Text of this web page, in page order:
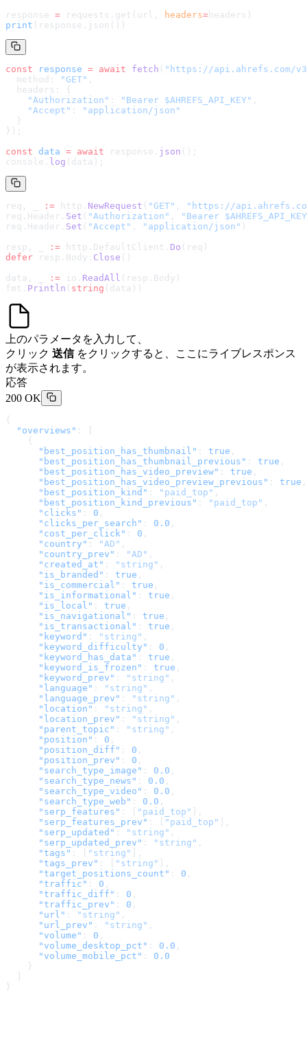
response = requests.get(url, headers= headers )
print (response.json())
const response = await fetch ( " https://api.ahrefs.com/
  method:
"GET" ,
  headers: {
    "Authorization"
: "Bearer $AHREFS_API_KEY" ,
    "Accept"
:
"application/json"
  }
});
const data = await response. json ();
console. log (data);
req, _ := http. NewRequest ( "GET" , " https://
req.Header. Set ( "Authorization" ,
"Bearer
req.Header. Set ( "Accept" , "application/json" )
resp, _
:= http.DefaultClient. Do (req)
defer resp.Body. Close ()
data, _
:= io. ReadAll (resp.Body)
fmt. Println ( string (data))
上のパラメータを入力して、
クリック 送信 をクリックすると、ここにライブレスポンス
が表示されます。
応答
200 OK
{
  "overviews"
: [
    {
      "best_position_has_thumbnail"
: true ,
      "best_position_has_thumbnail_previous"
: true ,
      "best_position_has_video_preview"
: true ,
      "best_position_has_video_preview_previous"
: true ,
      "best_position_kind"
: "paid_top" ,
      "best_position_kind_previous"
: "paid_top" ,
      "clicks"
: 0 ,
      "clicks_per_search"
: 0.0 ,
      "cost_per_click"
: 0 ,
      "country"
: "AD" ,
      "country_prev"
: "AD" ,
      "created_at"
: "string" ,
      "is_branded"
: true ,
      "is_commercial"
: true ,
      "is_informational"
: true ,
      "is_local"
: true ,
      "is_navigational"
: true ,
      "is_transactional"
: true ,
      "keyword"
: "string" ,
      "keyword_difficulty"
: 0 ,
      "keyword_has_data"
: true ,
      "keyword_is_frozen"
: true ,
      "keyword_prev"
: "string" ,
      "language"
: "string" ,
      "language_prev"
: "string" ,
      "location"
: "string" ,
      "location_prev"
: "string" ,
      "parent_topic"
: "string" ,
      "position"
: 0 ,
      "position_diff"
: 0 ,
      "position_prev"
: 0 ,
      "search_type_image"
: 0.0 ,
      "search_type_news"
: 0.0 ,
      "search_type_video"
: 0.0 ,
      "search_type_web"
: 0.0 ,
      "serp_features"
: [ "paid_top"
],
      "serp_features_prev"
: [ "paid_top"
],
      "serp_updated"
: "string" ,
      "serp_updated_prev"
: "string" ,
      "tags"
: [ "string"
],
      "tags_prev"
: [ "string"
],
      "target_positions_count"
: 0 ,
      "traffic"
: 0 ,
      "traffic_diff"
: 0 ,
      "traffic_prev"
: 0 ,
      "url"
: "string" ,
      "url_prev"
: "string" ,
      "volume"
: 0 ,
      "volume_desktop_pct"
: 0.0 ,
      "volume_mobile_pct"
: 0.0
    }
}